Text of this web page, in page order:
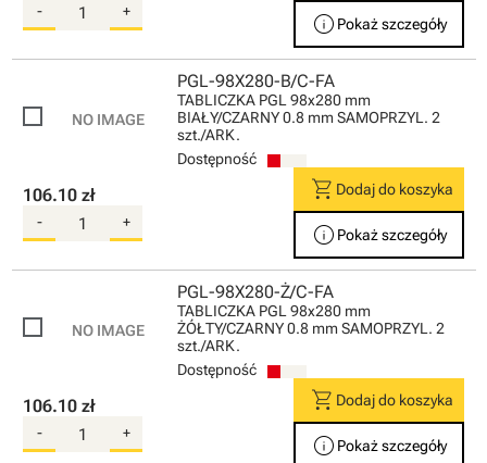
- + info Pokaż szczegóły
PGL-98X280-B/C-FA
TABLICZKA PGL 98x280 mm
BIAŁY/CZARNY 0.8 mm SAMOPRZYL. 2
szt./ARK.
Dostępność
106.10 zł
- +
shopping_cart Dodaj do koszyka
info Pokaż szczegóły
PGL-98X280-Ż/C-FA
TABLICZKA PGL 98x280 mm
ŻÓŁTY/CZARNY 0.8 mm SAMOPRZYL. 2
szt./ARK.
Dostępność
106.10 zł
- +
shopping_cart Dodaj do koszyka
info Pokaż szczegóły